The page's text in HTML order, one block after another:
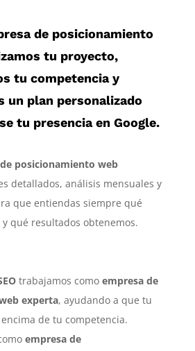
de posicionamiento
tu proyecto,
tu competencia y
un plan personalizado
tu presencia en Google.
posicionamiento web
detallados, análisis mensuales y
que entiendas siempre qué
qué resultados obtenemos.
trabajamos como empresa de
experta, ayudando a que tu
de tu competencia.
empresa de